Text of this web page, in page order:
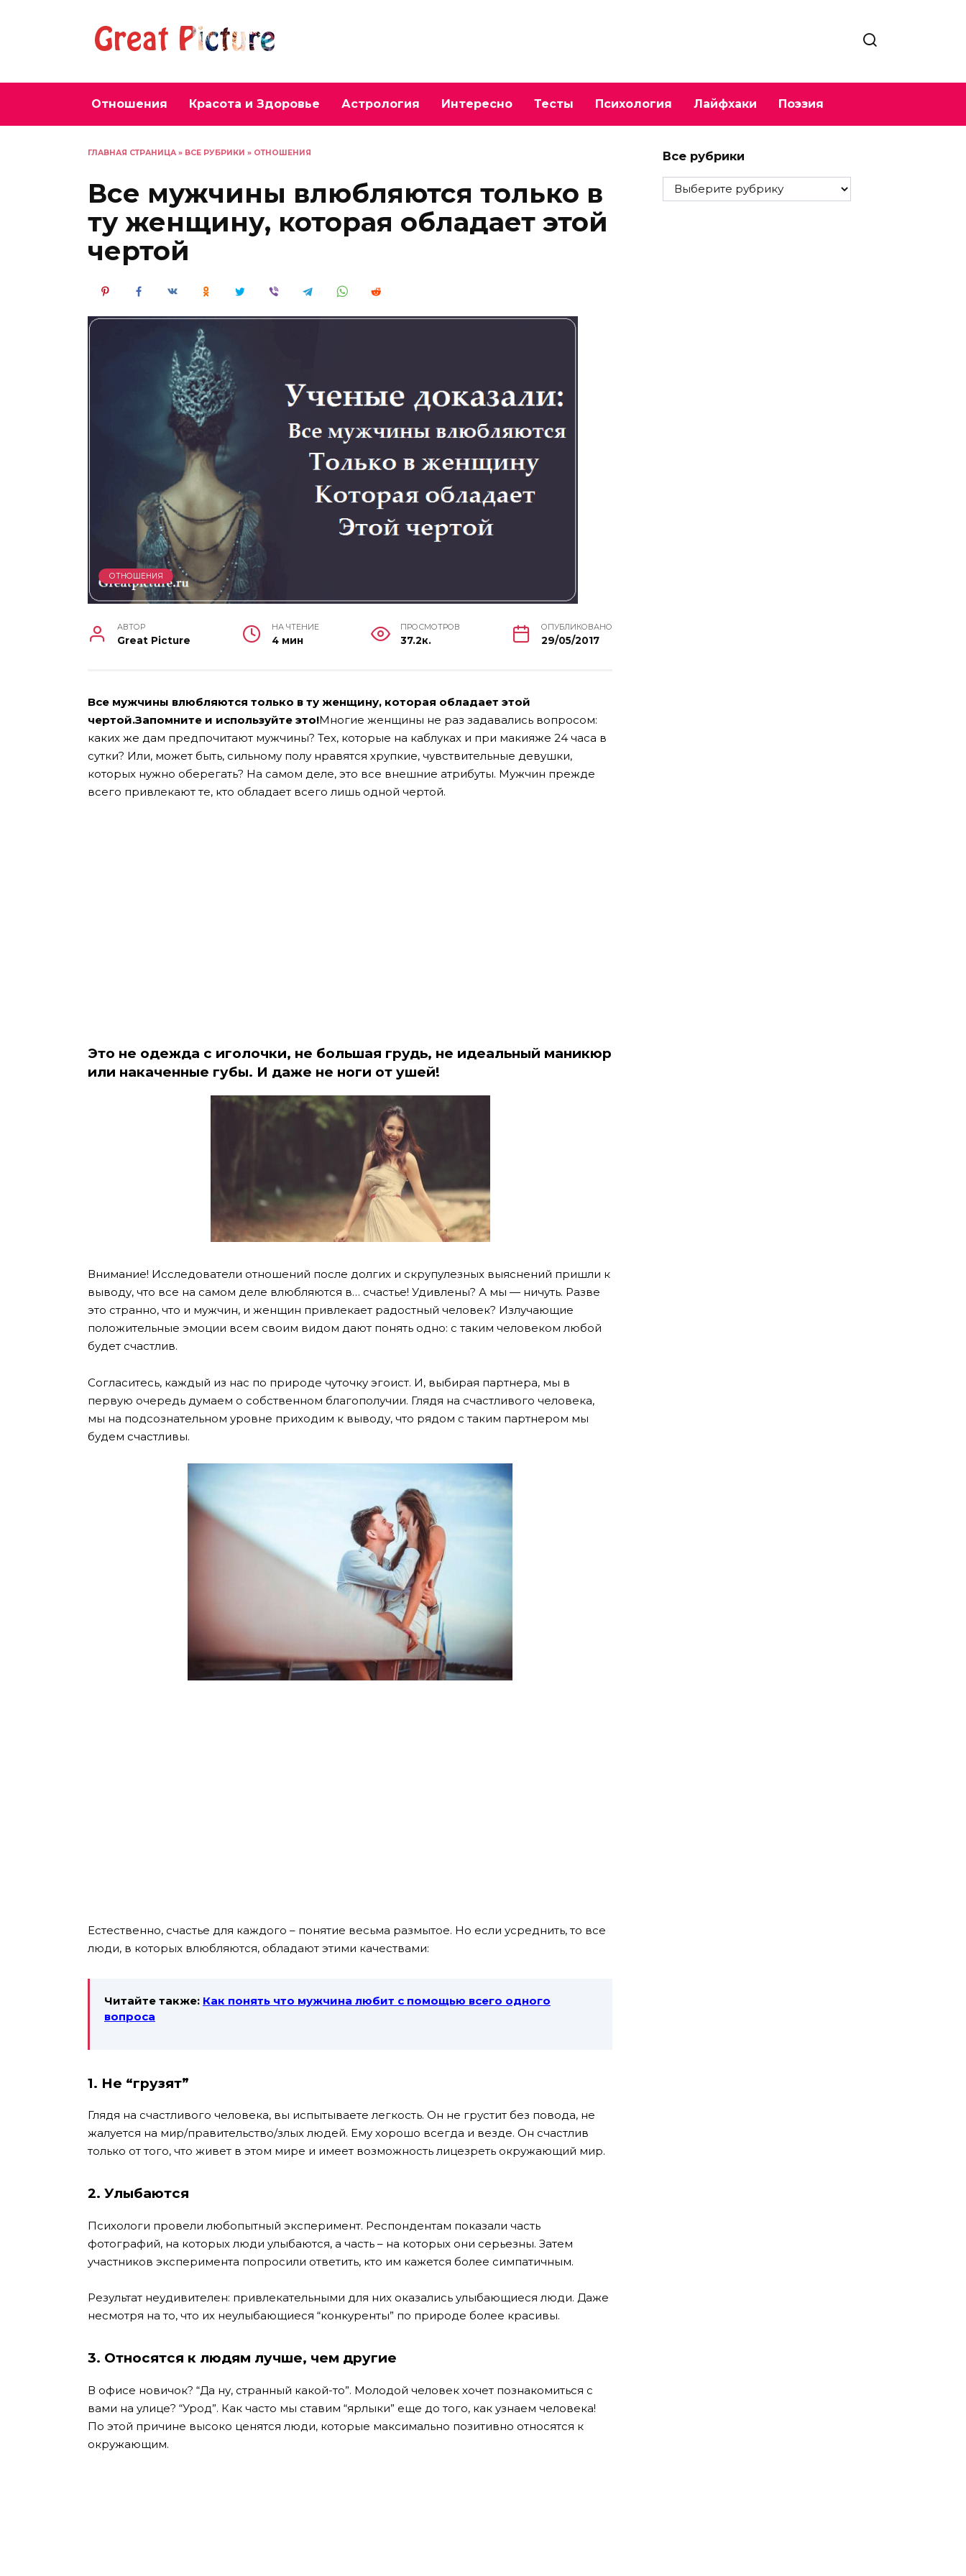
Отношения Красота и Здоровье Астрология Интересно Тесты Психология Лайфхаки Поэзия
ГЛАВНАЯ СТРАНИЦА » ВСЕ РУБРИКИ » ОТНОШЕНИЯ
Все мужчины влюбляются только в
ту женщину, которая обладает этой
чертой
ОТНОШЕНИЯ
АВТОР
Great Picture
НА ЧТЕНИЕ
4 мин
ПРОСМОТРОВ
37.2к.
ОПУБЛИКОВАНО
29/05/2017
Все мужчины влюбляются только в ту женщину, которая обладает этой
чертой.Запомните и используйте это!Многие женщины не раз задавались вопросом:
каких же дам предпочитают мужчины? Тех, которые на каблуках и при макияже 24 часа в
сутки? Или, может быть, сильному полу нравятся хрупкие, чувствительные девушки,
которых нужно оберегать? На самом деле, это все внешние атрибуты. Мужчин прежде
всего привлекают те, кто обладает всего лишь одной чертой.
Это не одежда с иголочки, не большая грудь, не идеальный маникюр
или накаченные губы. И даже не ноги от ушей!
Внимание! Исследователи отношений после долгих и скрупулезных выяснений пришли к
выводу, что все на самом деле влюбляются в… счастье! Удивлены? А мы — ничуть. Разве
это странно, что и мужчин, и женщин привлекает радостный человек? Излучающие
положительные эмоции всем своим видом дают понять одно: с таким человеком любой
будет счастлив.
Согласитесь, каждый из нас по природе чуточку эгоист. И, выбирая партнера, мы в
первую очередь думаем о собственном благополучии. Глядя на счастливого человека,
мы на подсознательном уровне приходим к выводу, что рядом с таким партнером мы
будем счастливы.
Естественно, счастье для каждого – понятие весьма размытое. Но если усреднить, то все
люди, в которых влюбляются, обладают этими качествами:
Читайте также: Как понять что мужчина любит с помощью всего одного
вопроса
1. Не “грузят”
Глядя на счастливого человека, вы испытываете легкость. Он не грустит без повода, не
жалуется на мир/правительство/злых людей. Ему хорошо всегда и везде. Он счастлив
только от того, что живет в этом мире и имеет возможность лицезреть окружающий мир.
2. Улыбаются
Психологи провели любопытный эксперимент. Респондентам показали часть
фотографий, на которых люди улыбаются, а часть – на которых они серьезны. Затем
участников эксперимента попросили ответить, кто им кажется более симпатичным.
Результат неудивителен: привлекательными для них оказались улыбающиеся люди. Даже
несмотря на то, что их неулыбающиеся “конкуренты” по природе более красивы.
3. Относятся к людям лучше, чем другие
В офисе новичок? “Да ну, странный какой-то”. Молодой человек хочет познакомиться с
вами на улице? “Урод”. Как часто мы ставим “ярлыки” еще до того, как узнаем человека!
По этой причине высоко ценятся люди, которые максимально позитивно относятся к
окружающим.
Все рубрики
Все
рубрики